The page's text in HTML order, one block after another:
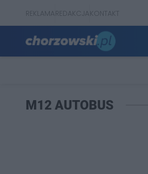
REKLAMAREDAKCJAKONTAKT
M12 AUTOBUS